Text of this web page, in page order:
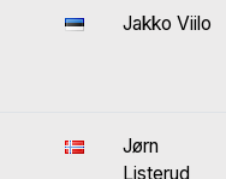
Jakko Viilo
Jørn
Listerud